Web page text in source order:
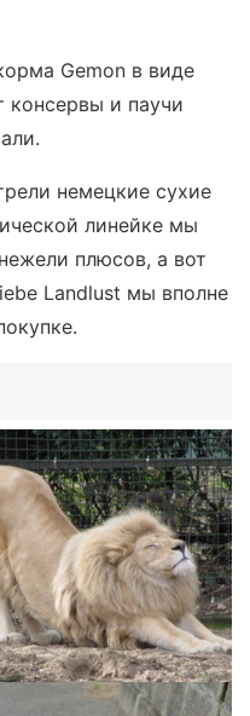
Gemon в виде
консервы и паучи
немецкие сухие
линейке мы
плюсов, а вот
Landlust мы вполне